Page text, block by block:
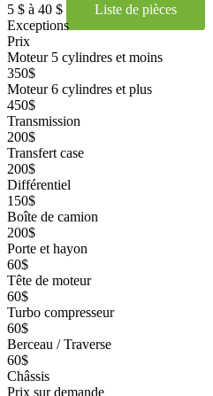
5 $ à 40 $
Liste de pièces
Exceptions
Prix
Moteur 5 cylindres et moins
350$
Moteur 6 cylindres et plus
450$
Transmission
200$
Transfert case
200$
Différentiel
150$
Boîte de camion
200$
Porte et hayon
60$
Tête de moteur
60$
Turbo compresseur
60$
Berceau / Traverse
60$
Châssis
Prix sur demande